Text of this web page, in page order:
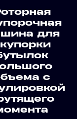
для
с